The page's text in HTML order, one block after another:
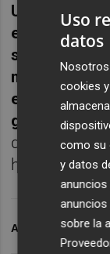
Urbas ha
este tipo de
sus
máximo
estabilidad y
gestión de
desarrollo
horizonte en
ARCHIVADO EN
Uso
datos
cookies
como su
y datos
sobre la